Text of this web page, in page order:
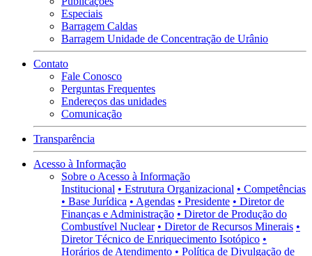
Especiais
Barragem Caldas
Barragem Unidade de Concentração de Urânio
Contato
Fale Conosco
Perguntas Frequentes
Endereços das unidades
Comunicação
Transparência
Acesso à Informação
Sobre o Acesso à Informação
Institucional • Estrutura Organizacional • Competências
• Base Jurídica • Agendas • Presidente • Diretor de
Finanças e Administração • Diretor de Produção do
Combustível Nuclear • Diretor de Recursos Minerais •
Diretor Técnico de Enriquecimento Isotópico •
Horários de Atendimento • Política de Divulgação de